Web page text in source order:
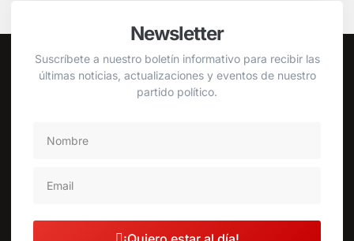
Newsletter
Suscríbete a nuestro boletín informativo para recibir las
últimas noticias, actualizaciones y eventos de nuestro
partido político.